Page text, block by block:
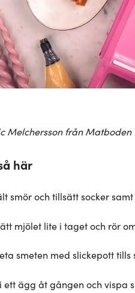
Melchersson från
här
smör och tillsätt socker
mjölet lite i taget och rör
smeten med slickepott
ett ägg åt gången och vispa